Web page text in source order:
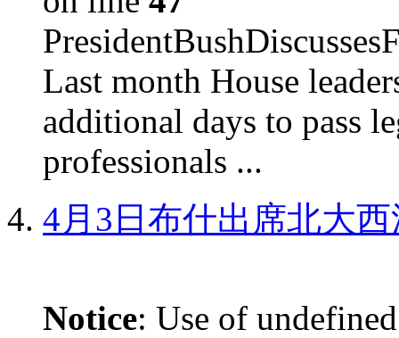
Last month House
additional days to pass
professionals ...
4月3日布什出席北大
Notice: Use of